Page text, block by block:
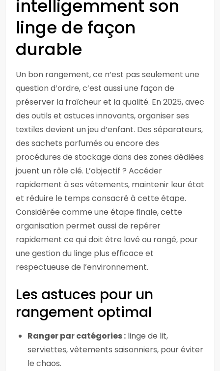
intelligemment son
linge de façon
durable
Un bon rangement, ce n’est pas seulement une
question d’ordre, c’est aussi une façon de
préserver la fraîcheur et la qualité. En 2025, avec
des outils et astuces innovants, organiser ses
textiles devient un jeu d’enfant. Des séparateurs,
des sachets parfumés ou encore des
procédures de stockage dans des zones dédiées
jouent un rôle clé. L’objectif ? Accéder
rapidement à ses vêtements, maintenir leur état
et réduire le temps consacré à cette étape.
Considérée comme une étape finale, cette
organisation permet aussi de repérer
rapidement ce qui doit être lavé ou rangé, pour
une gestion du linge plus efficace et
respectueuse de l’environnement.
Les astuces pour un
rangement optimal
Ranger par catégories : linge de lit,
serviettes, vêtements saisonniers, pour éviter
le chaos.